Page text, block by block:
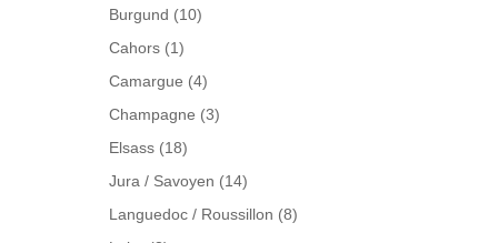
Burgund (10)
Cahors (1)
Camargue (4)
Champagne (3)
Elsass (18)
Jura / Savoyen (14)
Languedoc / Roussillon (8)